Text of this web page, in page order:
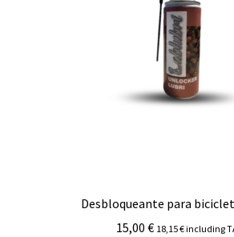
Desbloqueante para
15,00 € 18,15€including